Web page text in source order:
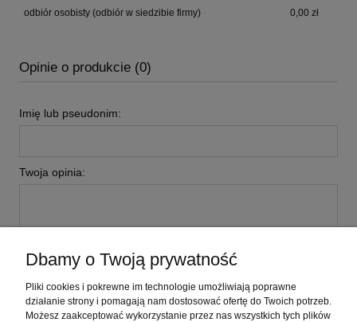
odbiór osobisty (odbiór w siedzibie firmy) 0,00 zł
Opinie o produkcie (0)
Imię lub pseudonim:
Twoja opinia:
Dbamy o Twoją prywatność
Pliki cookies i pokrewne im technologie umożliwiają poprawne
działanie strony i pomagają nam dostosować ofertę do Twoich potrzeb.
Możesz zaakceptować wykorzystanie przez nas wszystkich tych plików